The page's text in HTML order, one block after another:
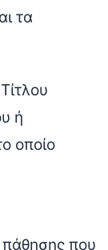
τα
ή
οποίο
πάθησης που